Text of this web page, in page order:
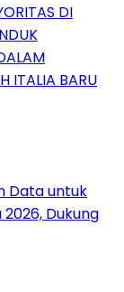
DI
ITALIA BARU
Data untuk
Dukung